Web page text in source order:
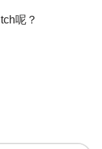
呢？